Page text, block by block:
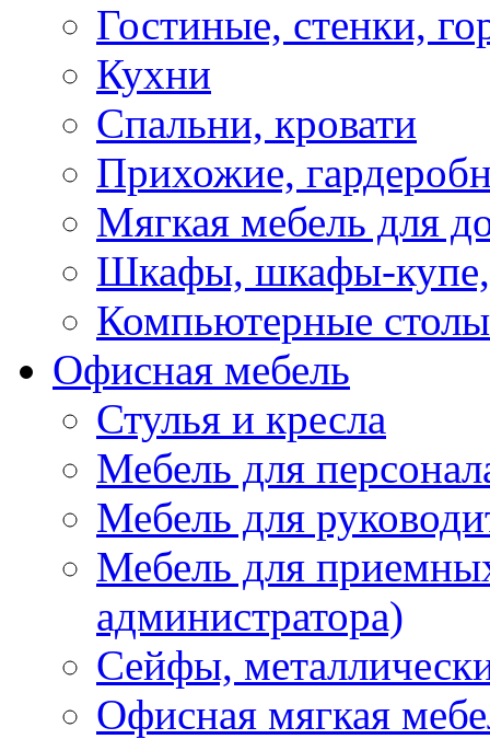
Гостиные, стенки,
Кухни
Спальни, кровати
Прихожие,
Мягкая мебель для
Шкафы, шкафы-купе,
Компьютерные столы
Офисная мебель
Стулья и кресла
Мебель для
Мебель для
Мебель для
администратора)
Сейфы,
Офисная мягкая